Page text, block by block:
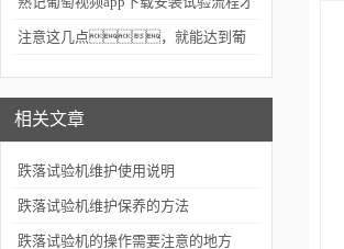
能正确使用
注意这几点，就能达到葡
相关文章
跌落试验机维护使用说明
跌落试验机维护保养的方法
跌落试验机的操作需要注意的地方